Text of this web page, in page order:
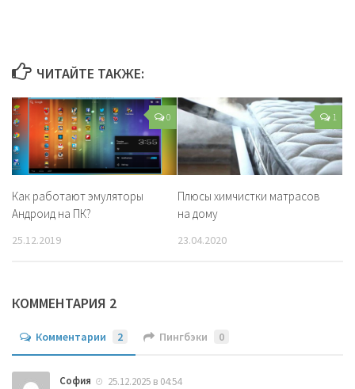
ЧИТАЙТЕ ТАКЖЕ:
0
Как работают эмуляторы
Андроид на ПК?
25.12.2019
1
Плюсы химчистки матрасов
на дому
23.04.2020
КОММЕНТАРИЯ 2
Комментарии 2 Пингбэки 0
София
25.12.2025 в 04:54